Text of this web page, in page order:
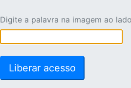
Digite a palavra na imagem ao